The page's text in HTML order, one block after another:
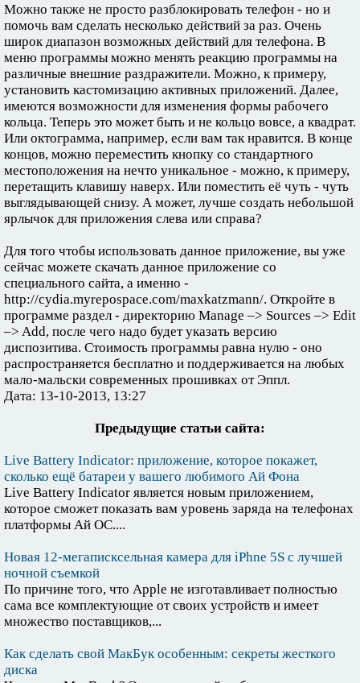
Можно также не просто разблокировать телефон - но и
помочь вам сделать несколько действий за раз. Очень
широк диапазон возможных действий для телефона. В
меню программы можно менять реакцию программы на
различные внешние раздражители. Можно, к примеру,
установить кастомизацию активных приложений. Далее,
имеются возможности для изменения формы рабочего
кольца. Теперь это может быть и не кольцо вовсе, а квадрат.
Или октограмма, например, если вам так нравится. В конце
концов, можно переместить кнопку со стандартного
местоположения на нечто уникальное - можно, к примеру,
перетащить клавишу наверх. Или поместить её чуть - чуть
выглядывающей снизу. А может, лучше создать небольшой
ярлычок для приложения слева или справа?
Для того чтобы использовать данное приложение, вы уже
сейчас можете скачать данное приложение со
специального сайта, а именно -
http://cydia.myrepospace.com/maxkatzmann/. Откройте в
программе раздел - директорию Manage –> Sources –> Edit
–> Add, после чего надо будет указать версию
диспозитива. Стоимость программы равна нулю - оно
распространяется бесплатно и поддерживается на любых
мало-мальски современных прошивках от Эппл.
Дата: 13-10-2013, 13:27
Предыдущие статьи сайта:
Live Battery Indicator: приложение, которое покажет,
сколько ещё батареи у вашего любимого Ай Фона
Live Battery Indicator является новым приложением,
которое сможет показать вам уровень заряда на телефонах
платформы Ай ОС....
Новая 12-мегаписксельная камера для iPhne 5S с лучшей
ночной съемкой
По причине того, что Apple не изготавливает полностью
сама все комплектующие от своих устройств и имеет
множество поставщиков,...
Как сделать свой МакБук особенным: секреты жесткого
диска